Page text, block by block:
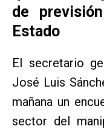
de
Estado
El secretario
José Luis
mañana un
sector del